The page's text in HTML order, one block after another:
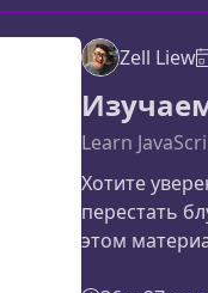
фундамент
изучите на
шагом
практик,
Zell Liew
Learn
Хотите
перестать
этом
быстро,